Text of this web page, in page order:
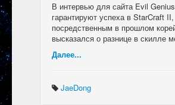
В интервью для сайта Evil
гарантируют успеха в StarCraft
посредственным в прошлом
высказался о разнице в скилле
Далее...
JaeDong